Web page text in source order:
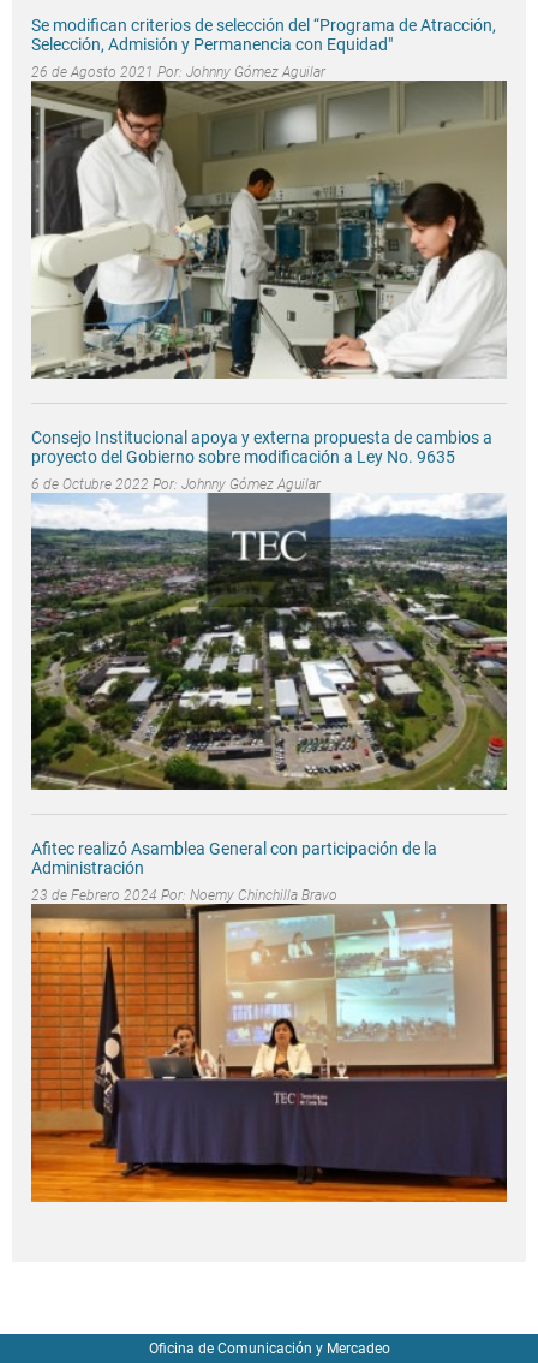
Se modifican criterios de selección del “Programa de Atracción,
Selección, Admisión y Permanencia con Equidad"
26 de Agosto 2021 Por: Johnny Gómez Aguilar
Consejo Institucional apoya y externa propuesta de cambios a
proyecto del Gobierno sobre modificación a Ley No. 9635
6 de Octubre 2022 Por: Johnny Gómez Aguilar
Afitec realizó Asamblea General con participación de la
Administración
23 de Febrero 2024 Por: Noemy Chinchilla Bravo
Oficina de Comunicación y Mercadeo